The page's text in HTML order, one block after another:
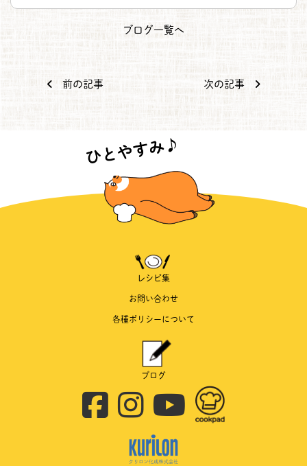
ブログ一覧へ
前の記事 次の記事
レシピ集
お問い合わせ
各種ポリシーについて
ブログ